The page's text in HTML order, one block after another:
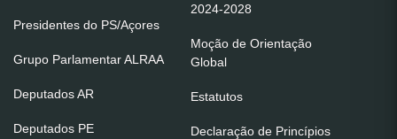
Presidentes do PS/Açores
Grupo Parlamentar ALRAA
Deputados AR
Deputados PE
2024-2028
Moção de Orientação
Global
Estatutos
Declaração de Princípios